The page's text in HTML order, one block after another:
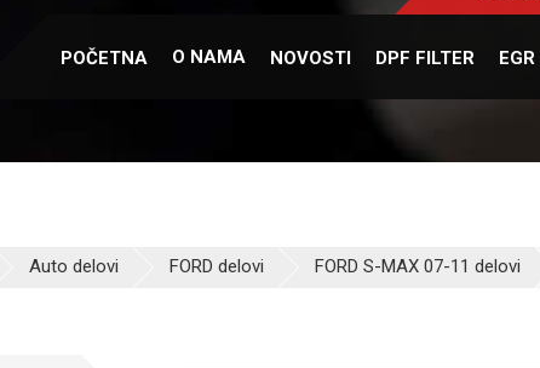
POČETNA O NAMA NOVOSTI DPF FILTER
Auto delovi FORD delovi FORD S-MAX 07-11 delovi